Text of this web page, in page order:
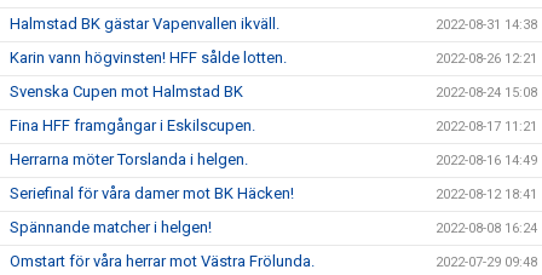
Halmstad BK gästar Vapenvallen ikväll. 2022-08-31 14:38
Karin vann högvinsten! HFF sålde lotten. 2022-08-26 12:21
Svenska Cupen mot Halmstad BK 2022-08-24 15:08
Fina HFF framgångar i Eskilscupen. 2022-08-17 11:21
Herrarna möter Torslanda i helgen. 2022-08-16 14:49
Seriefinal för våra damer mot BK Häcken! 2022-08-12 18:41
Spännande matcher i helgen! 2022-08-08 16:24
Omstart för våra herrar mot Västra Frölunda. 2022-07-29 09:48